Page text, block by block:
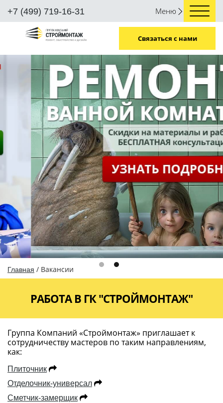
+7 (499) 719-16-31 Меню
Связаться с нами
Главная / Вакансии
РАБОТА В ГК "СТРОЙМОНТАЖ"
Группа Компаний «Строймонтаж» приглашает к
сотрудничеству мастеров по таким направлениям,
как:
Плиточник
Отделочник-универсал
Сметчик-замерщик